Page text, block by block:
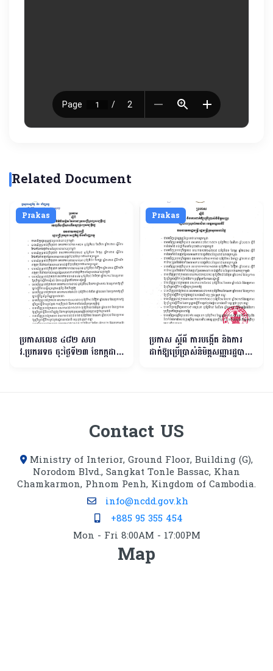
Related Document
Prakas
ប្រកាសលេខ ៤៨២ សហ​
វ.ប្រកអទច ចុះថ្ងៃទី២៣ ខែកក្កដា
Prakas
ប្រកាស ស្ដីពី ការបង្កើត និងការ
ដាក់ឱ្យប្រើប្រាស់និមិត្ដសញ្ញារដ្ឋបាល
Contact US
Ministry of Interior, Ground Floor, Building (G),
Norodom Blvd., Sangkat Tonle Bassac, Khan
Chamkarmon, Phnom Penh, Kingdom of Cambodia.
info@ncdd.gov.kh
+885 95 355 454
Mon - Fri 8:00AM - 17:00PM
Map